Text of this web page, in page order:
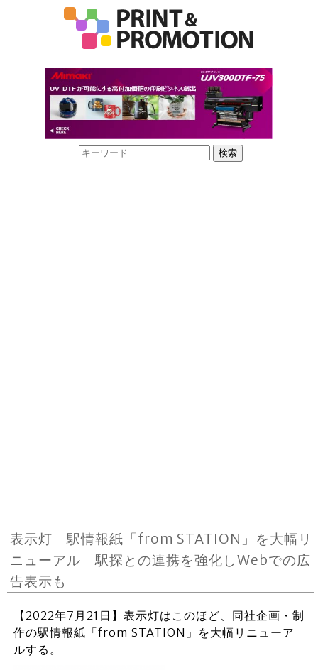
表示灯 駅情報紙「from STATION」を大幅リ
ニューアル 駅探との連携を強化しWebでの広
告表示も
【2022年7月21日】表示灯はこのほど、同社企画・制
作の駅情報紙「from STATION」を大幅リニューア
ルする。